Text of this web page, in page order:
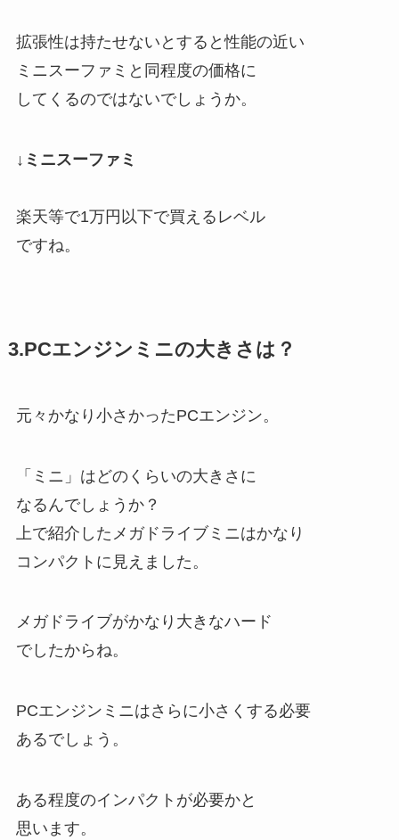
拡張性は持たせないとすると性能の近い
ミニスーファミと同程度の価格に
してくるのではないでしょうか。
↓ミニスーファミ
楽天等で1万円以下で買えるレベル
ですね。
3.PCエンジンミニの大きさは？
元々かなり小さかったPCエンジン。
「ミニ」はどのくらいの大きさに
なるんでしょうか？
上で紹介したメガドライブミニはかなり
コンパクトに見えました。
メガドライブがかなり大きなハード
でしたからね。
PCエンジンミニはさらに小さくする必要
あるでしょう。
ある程度のインパクトが必要かと
思います。